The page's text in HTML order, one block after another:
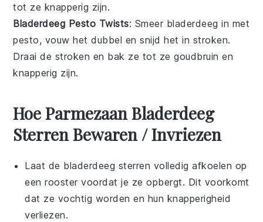
tot ze knapperig zijn.
Bladerdeeg Pesto Twists: Smeer bladerdeeg in met
pesto, vouw het dubbel en snijd het in stroken.
Draai de stroken en bak ze tot ze goudbruin en
knapperig zijn.
Hoe Parmezaan Bladerdeeg
Sterren Bewaren / Invriezen
Laat de bladerdeeg sterren volledig afkoelen op
een rooster voordat je ze opbergt. Dit voorkomt
dat ze vochtig worden en hun knapperigheid
verliezen.